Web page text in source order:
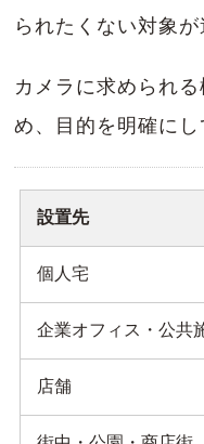
られたくない対象が
カメラに求められ
め、目的を明確にし
設置先
個人宅
企業オフィス・公共
店舗